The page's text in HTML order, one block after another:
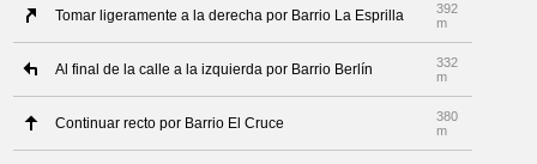
Tomar ligeramente a la derecha por Barrio La Esprilla
392
m
Al final de la calle a la izquierda por Barrio Berlín
332
m
Continuar recto por Barrio El Cruce
380
m